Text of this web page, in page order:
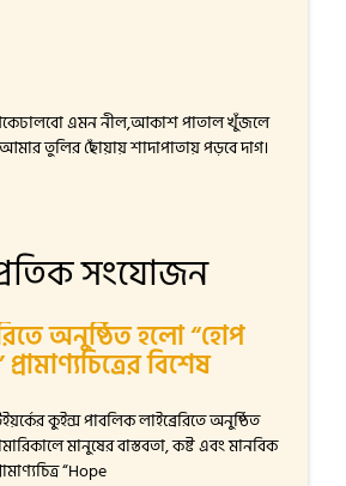
এমন নীল,আকাশ পাতাল খুঁজলে
তুলির ছোঁয়ায় শাদাপাতায় পড়বে দাগ।
সংযোজন
অনুষ্ঠিত হলো “হোপ
বিশেষ
কুইন্স পাবলিক লাইব্রেরিতে অনুষ্ঠিত
মানুষের বাস্তবতা, কষ্ট এবং মানবিক
“Hope